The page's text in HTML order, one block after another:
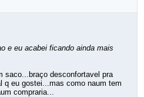
e eu acabei ficando ainda mais
saco...braço desconfortavel pra
q eu gostei...mas como naum tem
compraria...